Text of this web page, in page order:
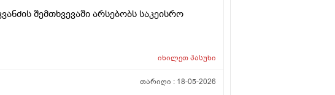
შემთხვევაში არსებობს საკეისრო
იხილეთპასუხი
თარიღი : 18-05-2026